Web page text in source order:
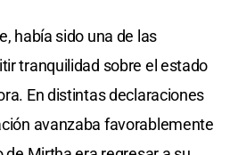
había sido una de las
tranquilidad sobre el estado
En distintas declaraciones
avanzaba favorablemente